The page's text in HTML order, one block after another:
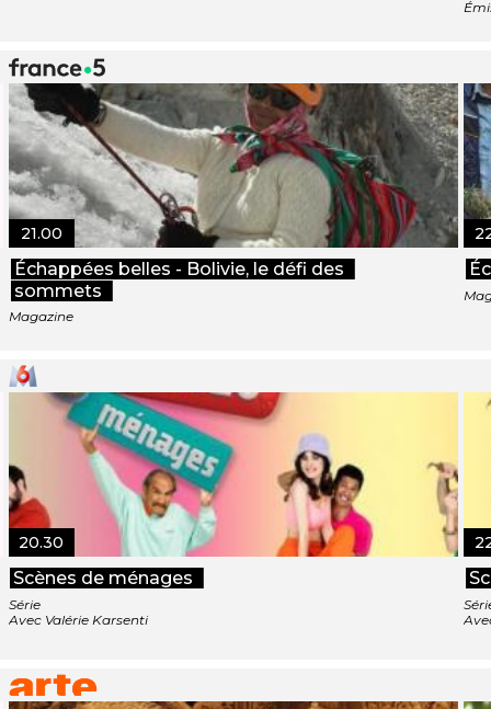
21.00
Échappées belles - Bolivie, le défi des
sommets
Magazine
20.30
Scènes de ménages
Série
Avec Valérie Karsenti